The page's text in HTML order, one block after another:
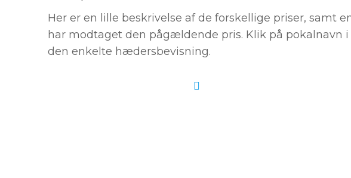
Her er en lille beskrivelse af de forskellige priser, samt
har modtaget den pågældende pris. Klik på pokalnavn
den enkelte hædersbevisning.